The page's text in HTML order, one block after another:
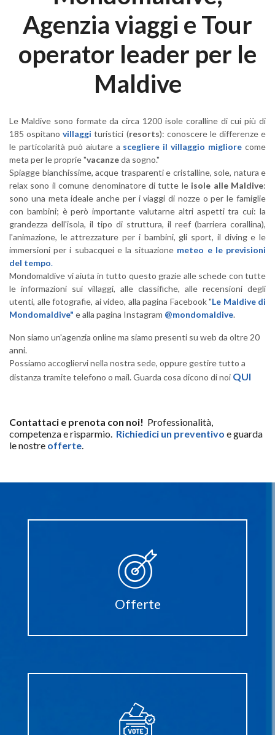
Agenzia viaggi e Tour
operator leader per le
Maldive
Le Maldive sono formate da circa 1200 isole coralline di cui più di
185 ospitanovillaggi turistici (resorts): conoscere le differenze e
le particolarità può aiutare a scegliere il villaggio migliore come
meta per le proprie "vacanzeda sogno."
Spiagge bianchissime, acque trasparenti e cristalline, sole, natura e
relax sono il comune denominatore di tutte le isole alle Maldive:
sono una meta ideale anche per i viaggi di nozze o per le famiglie
con bambini; è però importante valutarne altri aspetti tra cui: la
grandezza dell'isola, il tipo di struttura, il reef (barriera corallina),
l'animazione, le attrezzature per i bambini, gli sport, il diving e le
immersioni per i subacquei e la situazione meteo e le previsioni
del tempo.
Mondomaldive vi aiuta in tutto questo grazie alle schede con tutte
le informazioni sui villaggi, alle classifiche, alle recensioni degli
utenti, alle fotografie, ai video, alla pagina Facebook "Le Maldive di
Mondomaldive" e alla pagina Instagram @mondomaldive.
Non siamo un'agenzia online ma siamo presenti su web da oltre 20
anni.
Possiamo accogliervi nella nostra sede, oppure gestire tutto a
distanza tramite telefono o mail. Guarda cosa dicono di noi QUI
Contattaci e prenota con noi! Professionalità,
competenza e risparmio. Richiedici un preventivo e guarda
le nostre offerte
Offerte